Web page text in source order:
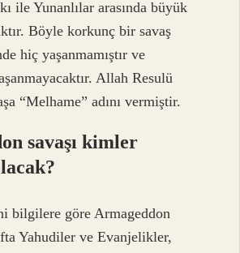
ile Yunanlılar arasında büyük
Böyle korkunç bir savaş
hiç yaşanmamıştır ve
Allah Resulü
“Melhame” adını vermiştir.
savaşı kimler
bilgilere göre Armageddon
Yahudiler ve Evanjelikler,